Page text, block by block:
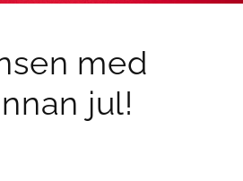
med
jul!